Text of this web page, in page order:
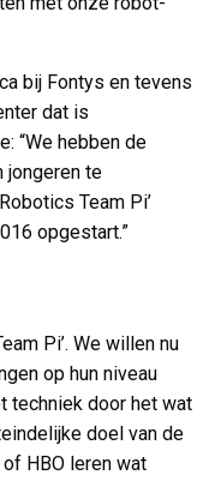
bij Fontys en tevens
dat is
“We hebben de
jongeren te
Team Pi’
opgestart.”
Pi’. We willen nu
op hun niveau
techniek door het wat
doel van de
HBO leren wat